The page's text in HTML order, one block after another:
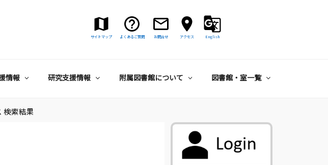
サイトマップ よくあるご質問 お問合せ アクセス English
情報 研究支援情報 附属図書館について 図書館・室一覧
検索結果